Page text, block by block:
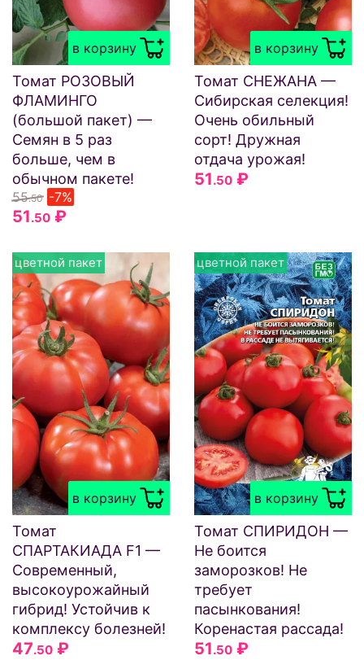
в корзину
Томат РОЗОВЫЙ
ФЛАМИНГО
(большой пакет) —
Семян в 5 раз
больше, чем в
обычном пакете!
55.50 -7%
51.50 ₽
в корзину
Томат СНЕЖАНА —
Сибирская селекция!
Очень обильный
сорт! Дружная
отдача урожая!
51.50 ₽
в корзину
цветной пакет
Томат
СПАРТАКИАДА F1 —
Современный,
высокоурожайный
гибрид! Устойчив к
комплексу болезней!
47.50 ₽
в корзину
цветной пакет
Томат СПИРИДОН —
Не боится
заморозков! Не
требует
пасынкования!
Коренастая рассада!
51.50 ₽